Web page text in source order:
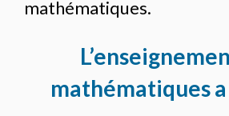
mathématiques.
mathématiques